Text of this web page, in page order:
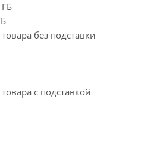
без подставки
с подставкой